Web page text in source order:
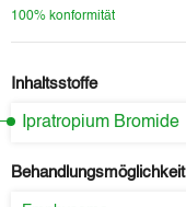
100% konformität
Inhaltsstoffe
Ipratropium Bromide
Behandlungsmöglichkeit